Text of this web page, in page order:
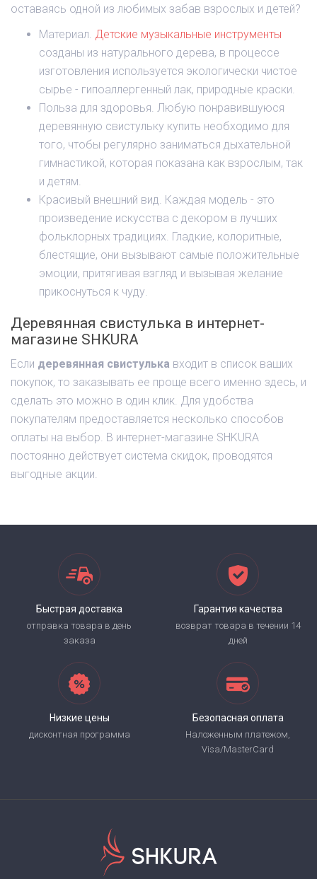
оставаясь одной из любимых забав взрослых и детей?
Материал. Детские музыкальные инструменты
созданы из натурального дерева, в процессе
изготовления используется экологически чистое
сырье - гипоаллергенный лак, природные краски.
Польза для здоровья. Любую понравившуюся
деревянную свистульку купить необходимо для
того, чтобы регулярно заниматься дыхательной
гимнастикой, которая показана как взрослым, так
и детям.
Красивый внешний вид. Каждая модель - это
произведение искусства с декором в лучших
фольклорных традициях. Гладкие, колоритные,
блестящие, они вызывают самые положительные
эмоции, притягивая взгляд и вызывая желание
прикоснуться к чуду.
Деревянная свистулька в интернет-
магазине SHKURA
Если деревянная свистулька входит в список ваших
покупок, то заказывать ее проще всего именно здесь, и
сделать это можно в один клик. Для удобства
покупателям предоставляется несколько способов
оплаты на выбор. В интернет-магазине SHKURA
постоянно действует система скидок, проводятся
выгодные акции.
Быстрая доставка
отправка товара в день
заказа
Гарантия качества
возврат товара в течении 14
дней
Низкие цены
дисконтная программа
Безопасная оплата
Наложенным платежом,
Visa/MasterCard